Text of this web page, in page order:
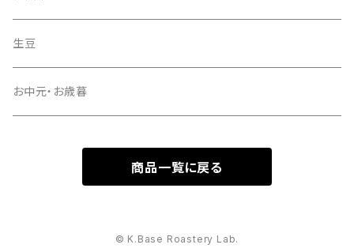
生豆
お中元・お歳暮
商品一覧に戻る
© K.Base Roastery Lab.